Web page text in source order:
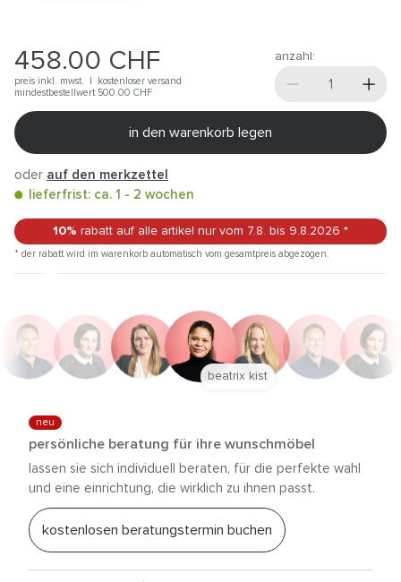
458.00 CHF
preis inkl. mwst. |
kostenloser versand
mindestbestellwert 500.00 CHF
anzahl:
in den warenkorb legen
oder auf den merkzettel
lieferfrist: ca. 1 - 2 wochen
10% rabatt auf alle artikel nur vom 7.8. bis 9.8.2026 *
* der rabatt wird im warenkorb automatisch vom gesamtpreis abgezogen.
neu
persönliche beratung für ihre wunschmöbel
lassen sie sich individuell beraten, für die perfekte wahl
und eine einrichtung, die wirklich zu ihnen passt.
kostenlosen beratungstermin buchen
beatrix kist